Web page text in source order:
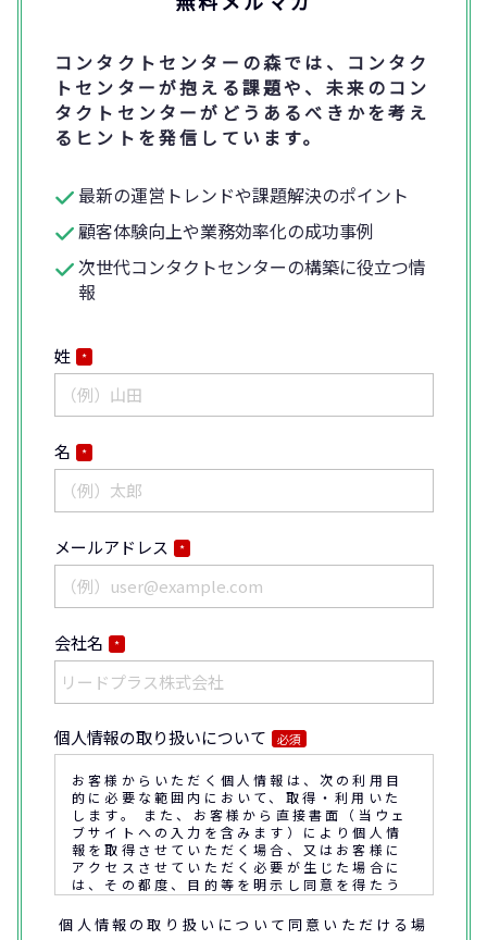
コンタクトセンターの森では、コンタク
トセンターが抱える課題や、未来のコン
タクトセンターがどうあるべきかを考え
るヒントを発信しています。
最新の運営トレンドや課題解決のポイント
顧客体験向上や業務効率化の成功事例
次世代コンタクトセンターの構築に役立つ情
報
姓 *
名 *
メールアドレス *
会社名 *
個人情報の取り扱いについて 必須
お客様からいただく個人情報は、次の利用目
的に必要な範囲内において、取得・利用いた
します。 また、お客様から直接書面（当ウェ
ブサイトへの入力を含みます）により個人情
報を取得させていただく場合、又はお客様に
アクセスさせていただく必要が生じた場合に
は、その都度、目的等を明示し同意を得たう
えで取得又はアクセスさせていただきます。
個人情報の取り扱いについて同意いただける場